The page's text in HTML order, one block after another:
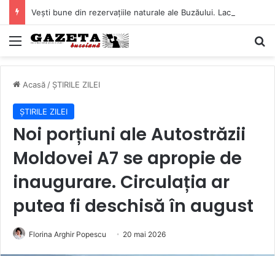
Mediu
Acasă / ȘTIRILE ZILEI
ȘTIRILE ZILEI
Noi porțiuni ale Autostrăzii
Moldovei A7 se apropie de
inaugurare. Circulația ar
putea fi deschisă în august
Florina Arghir Popescu 20 mai 2026